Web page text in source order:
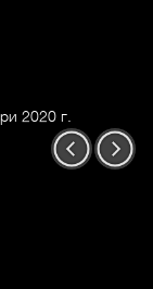
2020 г.